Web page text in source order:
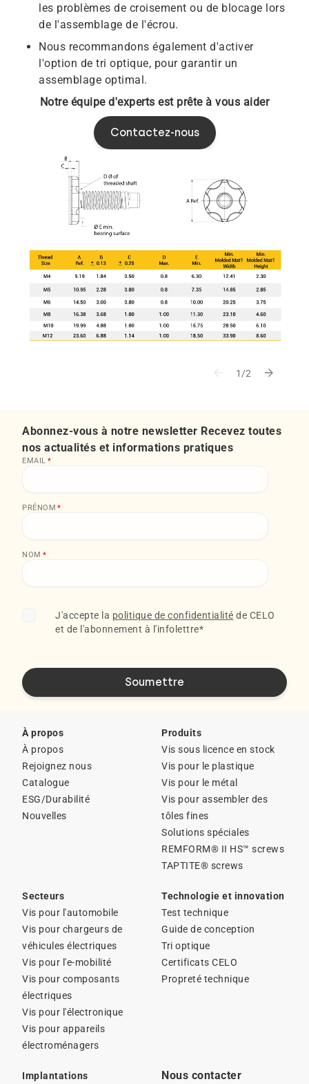
les problèmes de croisement ou de blocage lors
de l'assemblage de l'écrou.
Nous recommandons également d'activer
l'option de tri optique, pour garantir un
assemblage optimal.
Notre équipe d'experts est prête à vous aider
Contactez-nous
arrow_back 1/2 arrow_forward
Abonnez-vous à notre newsletter Recevez toutes
nos actualités et informations pratiques
EMAIL *
PRÉNOM *
NOM *
J'accepte la politique de confidentialité de CELO
et de l'abonnement à l'infolettre*
À propos
À propos
Rejoignez nous
Catalogue
ESG/Durabilité
Nouvelles
Produits
Vis sous licence en stock
Vis pour le plastique
Vis pour le métal
Vis pour assembler des
tôles fines
Solutions spéciales
REMFORM® II HS™ screws
TAPTITE® screws
Secteurs
Vis pour l'automobile
Vis pour chargeurs de
véhicules électriques
Vis pour l'e-mobilité
Vis pour composants
électriques
Vis pour l'électronique
Vis pour appareils
électroménagers
Technologie et innovation
Test technique
Guide de conception
Tri optique
Certificats CELO
Propreté technique
Implantations Nous contacter